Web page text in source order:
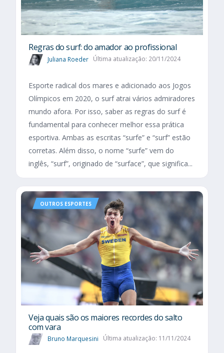
Regras do surf: do amador ao profissional
Juliana Roeder Última atualização: 20/11/2024
Esporte radical dos mares e adicionado aos Jogos
Olímpicos em 2020, o surf atrai vários admiradores
mundo afora. Por isso, saber as regras do surf é
fundamental para conhecer melhor essa prática
esportiva. Ambas as escritas “surfe” e “surf” estão
corretas. Além disso, o nome “surfe” vem do
inglês, “surf”, originado de “surface”, que significa...
OUTROS ESPORTES
Veja quais são os maiores recordes do salto
com vara
Bruno Marquesini Última atualização: 11/11/2024